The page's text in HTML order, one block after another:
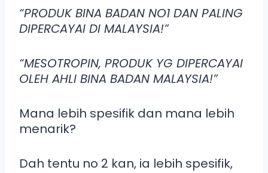
“PRODUK BINA BADAN NO1 DAN PALING
DIPERCAYAI DI MALAYSIA!”
“MESOTROPIN, PRODUK YG DIPERCAYAI
OLEH AHLI BINA BADAN MALAYSIA!”
Mana lebih spesifik dan mana lebih
menarik?
Dah tentu no 2 kan, ia lebih spesifik,